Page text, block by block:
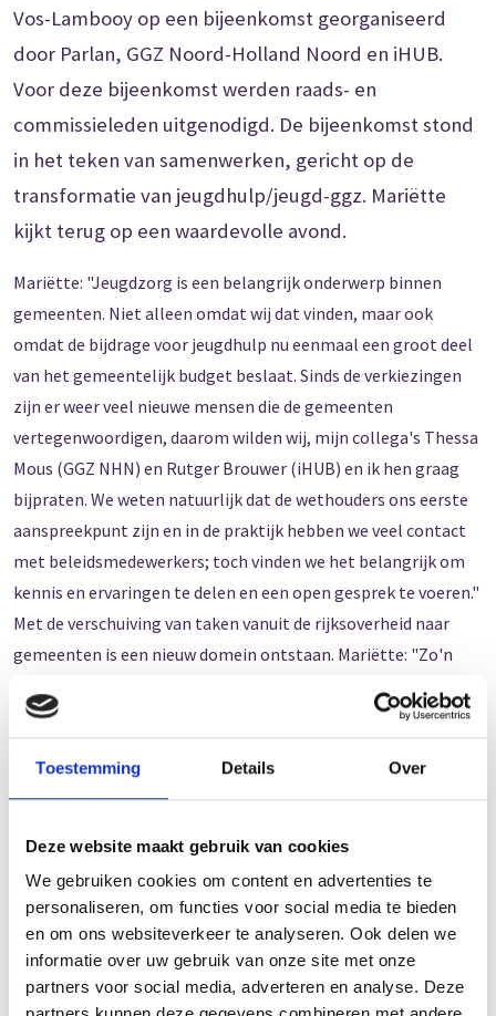
Toestemming Details Over
Deze website maakt gebruik van cookies
We gebruiken cookies om content en advertenties te
personaliseren, om functies voor social media te bieden
en om ons websiteverkeer te analyseren. Ook delen we
informatie over uw gebruik van onze site met onze
partners voor social media, adverteren en analyse. Deze
Vos-Lambooy op een bijeenkomst georganiseerd
door Parlan, GGZ Noord-Holland Noord en iHUB.
Voor deze bijeenkomst werden raads- en
commissieleden uitgenodigd. De bijeenkomst stond
in het teken van samenwerken, gericht op de
transformatie van jeugdhulp/jeugd-ggz. Mariëtte
kijkt terug op een waardevolle avond.
Mariëtte: "Jeugdzorg is een belangrijk onderwerp binnen
gemeenten. Niet alleen omdat wij dat vinden, maar ook
omdat de bijdrage voor jeugdhulp nu eenmaal een groot deel
van het gemeentelijk budget beslaat. Sinds de verkiezingen
zijn er weer veel nieuwe mensen die de gemeenten
vertegenwoordigen, daarom wilden wij, mijn collega's Thessa
Mous (GGZ NHN) en Rutger Brouwer (iHUB) en ik hen graag
bijpraten. We weten natuurlijk dat de wethouders ons eerste
aanspreekpunt zijn en in de praktijk hebben we veel contact
met beleidsmedewerkers; toch vinden we het belangrijk om
kennis en ervaringen te delen en een open gesprek te voeren."
Met de verschuiving van taken vanuit de rijksoverheid naar
gemeenten is een nieuw domein ontstaan. Mariëtte: "Zo'n
kinderen en jongeren 'zo thuis als mogelijk kunnen
gemeenten, van het sociaal domein én het onderwijs, elk
Wat Mariëtte betreft was de avond betekenisvol, niet in de
minste plaats door de grote betrokkenheid van de
aanwezigen. "Er werden veel échte vragen gesteld, dat viel
ons op. Wat ik daarmee bedoel? Kijk, als je weinig voorkennis
hebt, kun je ook niets vragen. Je kunt pas bepaalde zaken of